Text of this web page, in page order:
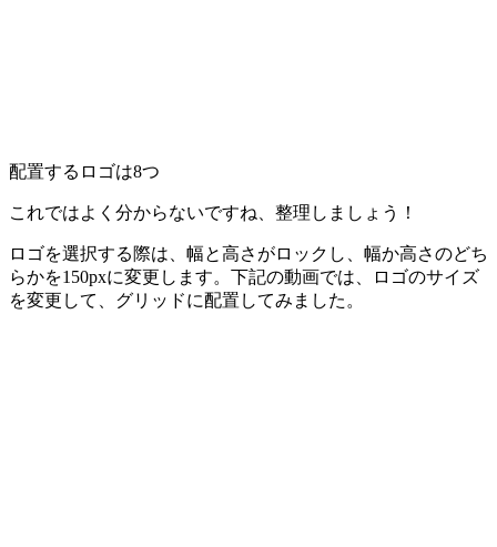
配置するロゴは8つ
これではよく分からないですね、整理しましょう！
ロゴを選択する際は、幅と高さがロックし、幅か高さのどち
らかを150pxに変更します。下記の動画では、ロゴのサイズ
を変更して、グリッドに配置してみました。